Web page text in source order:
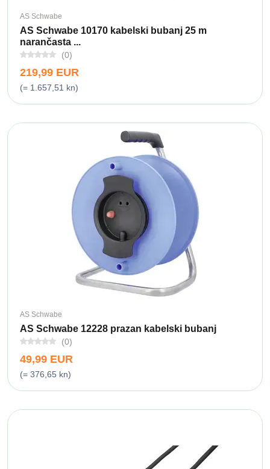
AS Schwabe
AS Schwabe 10170 kabelski bubanj 25 m
narančasta ...
(0)
219,99 EUR
(= 1.657,51 kn)
AS Schwabe
AS Schwabe 12228 prazan kabelski bubanj
(0)
49,99 EUR
(= 376,65 kn)